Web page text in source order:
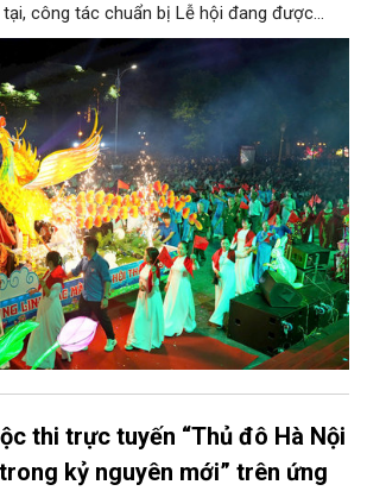
công tác chuẩn bị Lễ hội đang được
Sơn Tây cùng các phòng, ban, ngành, đơn
trương triển khai, tạo khí thế sôi nổi,
cho Nhân dân và du khách một mùa Trung
và giàu bản sắc văn hóa xứ Đoài.
thi trực tuyến “Thủ đô Hà Nội
kỷ nguyên mới” trên ứng